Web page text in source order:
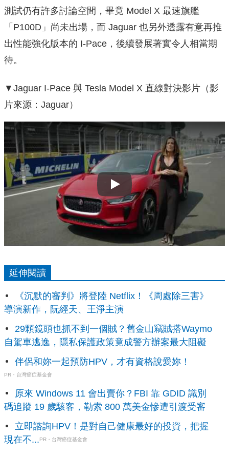
測試仍有許多討論空間，畢竟 Model X 最速旗艦
「P100D」尚未出場，而 Jaguar 也另外透露有意再推
出性能強化版本的 I-Pace，後續發展著實令人相當期
待。
▼Jaguar I-Pace 與 Tesla Model X 直線對決影片（影
片來源：Jaguar）
Play
延伸閱讀
《沉默的審判》將登陸 Netflix！《周處除三害》
導演新作，阮經天、王淨主演
29顆鏡頭也抓不到一個賊？舊金山竊賊搭Waymo
自駕車逃逸，隱私保護政策竟成警方辦案最大阻礙
伴侶和妳一起預防HPV，才有資格說愛妳！
PR・台灣癌症基金會
原來 Windows 11 會出賣你？FBI 靠 GDID 識別
碼追蹤 19 歲駭客，勒索 800 萬美金慘遭引渡受審
立即諮詢HPV！是對自己健康最好的投資，把握
現在不...PR・台灣癌症基金會